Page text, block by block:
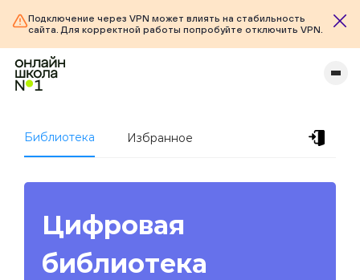
Подключение через VPN может влиять на стабильность
сайта. Для корректной работы попробуйте отключить VPN.
Библиотека Избранное
Цифровая
библиотека